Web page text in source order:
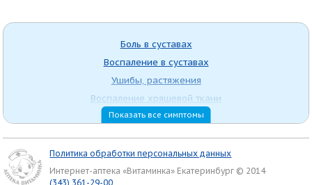
Боль в суставах
Воспаление в суставах
Ушибы, растяжения
Воспаление хрящевой ткани
Недостаток кальция
Показать все симптомы
Политика обработки персональных данных
Интернет-аптека «Витаминка» Екатеринбург © 2014
(343) 361-29-00